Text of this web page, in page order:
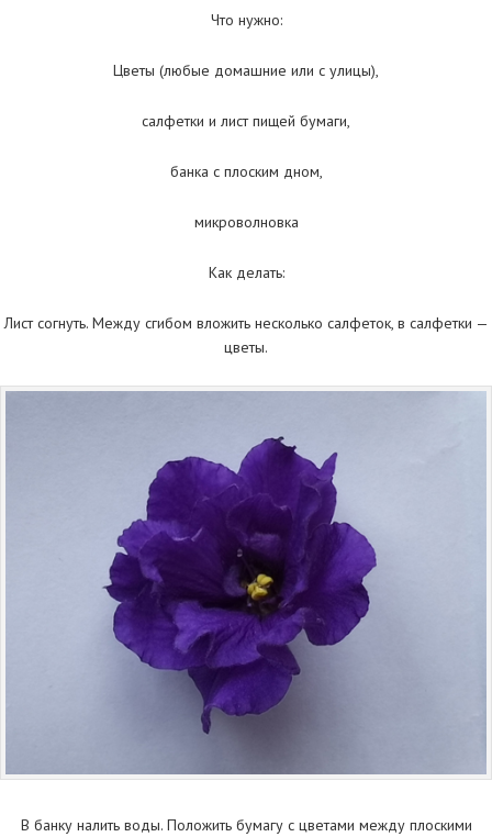
Что нужно:
Цветы (любые домашние или с улицы),
салфетки и лист пищей бумаги,
банка с плоским дном,
микроволновка
Как делать:
Лист согнуть. Между сгибом вложить несколько салфеток, в салфетки —
цветы.
В банку налить воды. Положить бумагу с цветами между плоскими